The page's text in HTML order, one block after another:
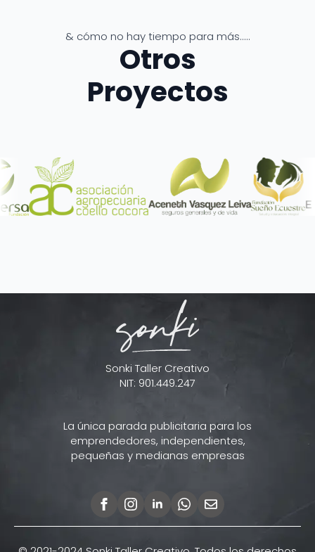
& cómo no hay tiempo para más.....
Otros
Proyectos
Sonki Taller Creativo
NIT: 901.449.247
La única parada publicitaria para los
emprendedores, independientes,
pequeñas y medianas empresas